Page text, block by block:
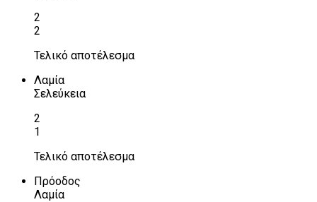
2
2
Τελικό αποτέλεσμα
Λαμία
Σελεύκεια
2
1
Τελικό αποτέλεσμα
Πρόοδος
Λαμία